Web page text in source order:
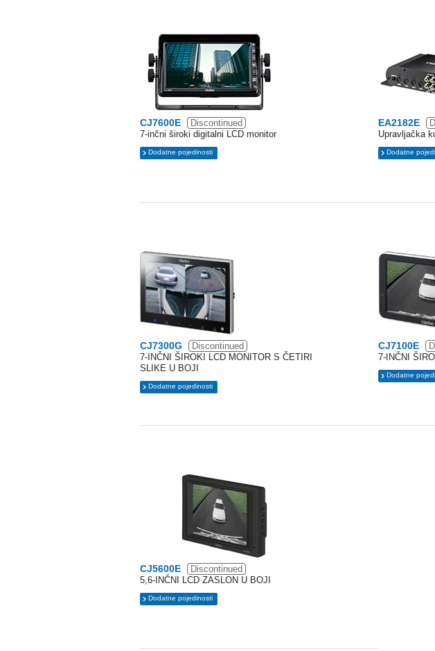
CJ7600E
Discontinued
7-inčni široki digitalni LCD monitor
Dodatne pojedinosti
EA2182E
Upravljačka
Dodatne
CJ7300G
Discontinued
7-INČNI ŠIROKI LCD MONITOR S ČETIRI
SLIKE U BOJI
Dodatne pojedinosti
CJ7100E
7-INČNI
Dodatne
CJ5600E
Discontinued
5,6-INČNI LCD ZASLON U BOJI
Dodatne pojedinosti